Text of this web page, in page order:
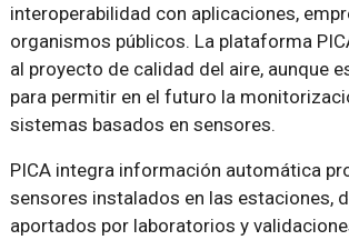
interoperabilidad con aplicaciones,
organismos públicos. La plataforma
al proyecto de calidad del aire, aunque
para permitir en el futuro la
sistemas basados en sensores.
PICA integra información automática
sensores instalados en las estaciones,
aportados por laboratorios y